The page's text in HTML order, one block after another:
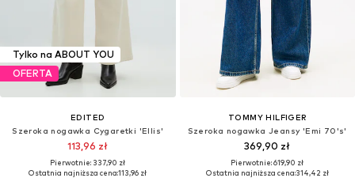
Tylko na ABOUT YOU
OFERTA
EDITED
Szeroka nogawka Cygaretki 'Ellis'
113,96 zł
Pierwotnie: 337,90 zł
Ostatnia najniższa cena:113,96 zł
TOMMY HILFIGER
Szeroka nogawka Jeansy 'Emi 70's'
369,90 zł
Pierwotnie: 619,90 zł
Ostatnia najniższa cena:314,42 zł